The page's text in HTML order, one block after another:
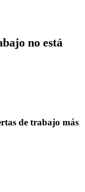
no está
de trabajo más